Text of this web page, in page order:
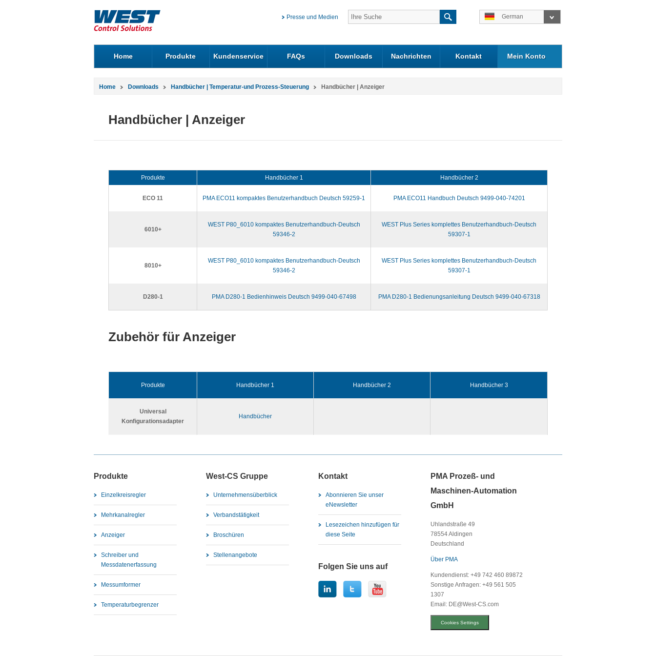
Presse und Medien German
Home Produkte Kundenservice FAQs Downloads Nachrichten Kontakt Mein Konto
Home Downloads Handbücher | Temperatur-und Prozess-Steuerung Handbücher | Anzeiger
Handbücher | Anzeiger
Produkte Handbücher 1 Handbücher 2
ECO 11 PMA ECO11 kompaktes Benutzerhandbuch Deutsch 59259-1 PMA ECO11 Handbuch Deutsch 9499-040-74201
6010+
WEST P80_6010 kompaktes Benutzerhandbuch-Deutsch
59346-2
WEST Plus Series komplettes Benutzerhandbuch-Deutsch
59307-1
8010+
WEST P80_6010 kompaktes Benutzerhandbuch-Deutsch
59346-2
WEST Plus Series komplettes Benutzerhandbuch-Deutsch
59307-1
D280-1 PMA D280-1 Bedienhinweis Deutsch 9499-040-67498 PMA D280-1 Bedienungsanleitung Deutsch 9499-040-67318
Zubehör für Anzeiger
Produkte Handbücher 1 Handbücher 2 Handbücher 3
Universal
Konfigurationsadapter
Handbücher
Produkte
Einzelkreisregler
Mehrkanalregler
Anzeiger
Schreiber und
Messdatenerfassung
Messumformer
Temperaturbegrenzer
West-CS Gruppe
Unternehmensüberblick
Verbandstätigkeit
Broschüren
Stellenangebote
Kontakt
Abonnieren Sie unser
eNewsletter
Lesezeichen hinzufügen für
diese Seite
Folgen Sie uns auf
PMA Prozeß- und
Maschinen-Automation
GmbH
Uhlandstraße 49
78554 Aldingen
Deutschland
Über PMA
Kundendienst: +49 742 460 89872
Sonstige Anfragen: +49 561 505
1307
Email: DE@West-CS.com
Cookies Settings